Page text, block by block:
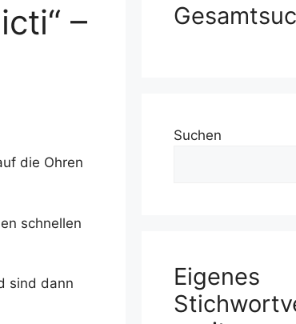
–
die Ohren
schnellen
sind dann
Suchen
Eigenes